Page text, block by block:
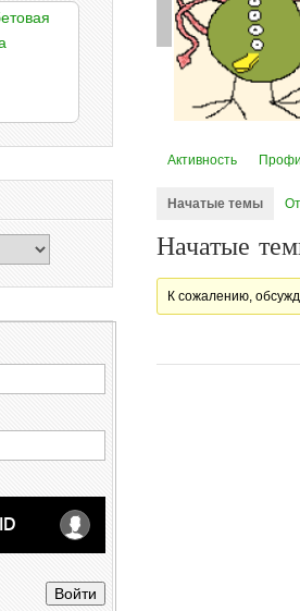
Активность
Начатые темы
Начатые
К сожалению,
Войти